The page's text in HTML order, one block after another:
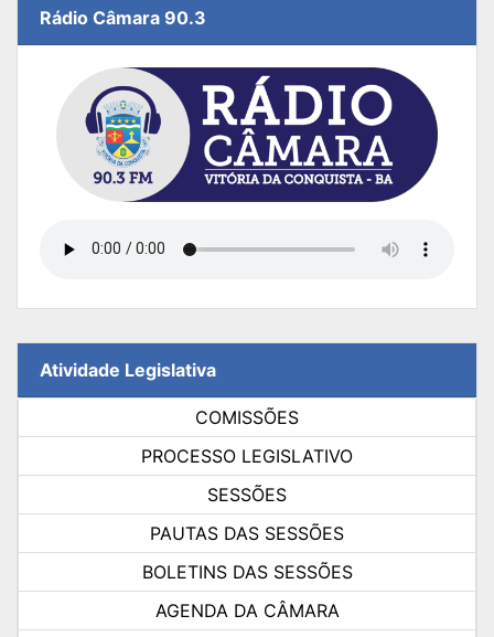
Rádio Câmara 90.3
Atividade Legislativa
COMISSÕES
PROCESSO LEGISLATIVO
SESSÕES
PAUTAS DAS SESSÕES
BOLETINS DAS SESSÕES
AGENDA DA CÂMARA